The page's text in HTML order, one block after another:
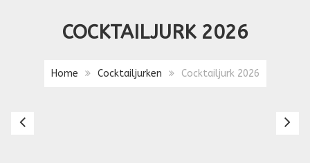
COCKTAILJURK 2026
Home Cocktailjurken Cocktailjurk 2026
Cocktailjurk